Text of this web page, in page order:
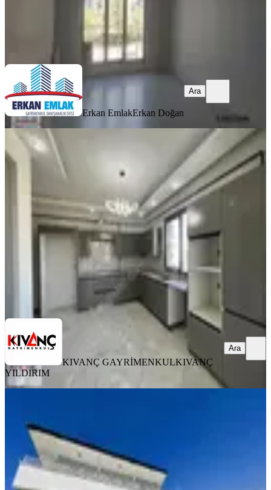
Erkan Doğan
Erkan EmlakErkan Doğan
Ara
YENİ
Kıvanç Gayrimenkul 'den
Bostanbaşında Kiralık 3+1 Sıfır Daire
Yeşilyurt, Bostanbaşı Mahallesi
3+1
185 m²·6. Kat·06.08.2026
26.000 ₺
KIVANÇ GAYRİMENKUL KIVANÇ YILDIRIM
KIVANÇ GAYRİMENKULKIVANÇ
YILDIRIM
Ara
Yeşilyurt, Yeşilkaynak Mahallesi
3+1· 130 m²·Düz Giriş (Zemin)
16.000 ₺